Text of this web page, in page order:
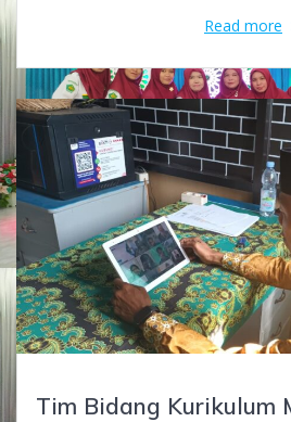
Read more
Tim Bidang Kurikulum